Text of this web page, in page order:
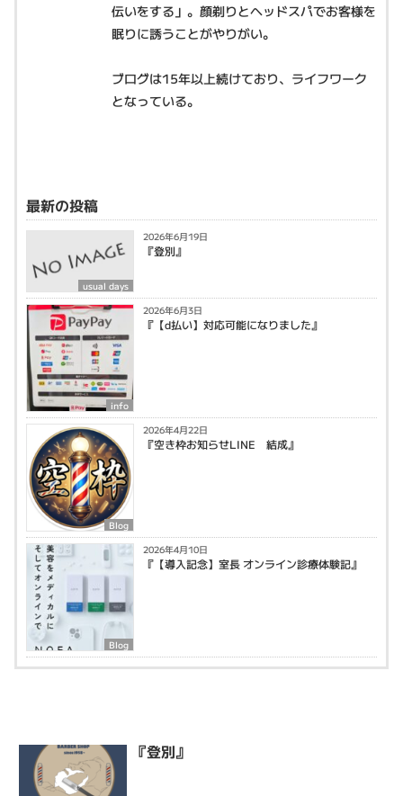
伝いをする」。顔剃りとヘッドスパでお客様を
眠りに誘うことがやりがい。
ブログは15年以上続けており、ライフワーク
となっている。
最新の投稿
usual days
2026年6月19日
『登別』
info
2026年6月3日
『【d払い】対応可能になりました』
Blog
2026年4月22日
『空き枠お知らせLINE 結成』
Blog
2026年4月10日
『【導入記念】室長 オンライン診療体験記』
『登別』